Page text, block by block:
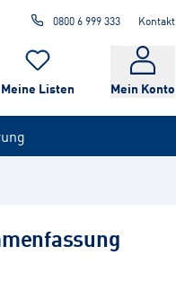
0800 6 999 333 Kontakt
Meine Listen Mein Konto